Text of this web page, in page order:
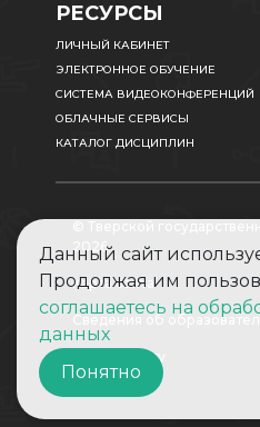
РЕСУРСЫ
ЛИЧНЫЙ КАБИНЕТ
ЭЛЕКТРОННОЕ ОБУЧЕНИЕ
СИСТЕМА ВИДЕОКОНФЕРЕНЦИЙ
ОБЛАЧНЫЕ СЕРВИСЫ
КАТАЛОГ ДИСЦИПЛИН
2026
Карта сайта
Сведения об
Абитуриенту
Данный сайт
Продолжая им
соглашаетесь на
данных
Понятно